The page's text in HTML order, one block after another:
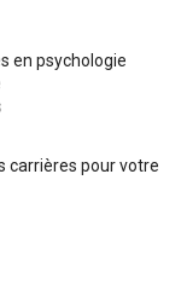
en psychologie
carrières pour votre